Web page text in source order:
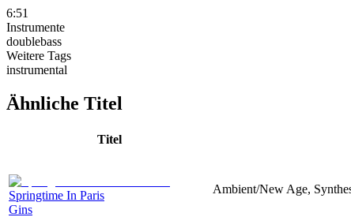
6:51
Instrumente
doublebass
Weitere Tags
instrumental
Ähnliche Titel
Titel
Springtime In Paris
Gins
Ambient/New Age,